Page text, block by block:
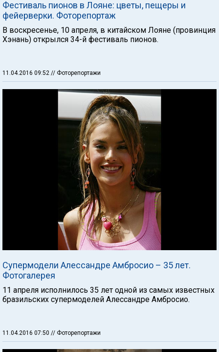
Фестиваль пионов в Лояне: цветы, пещеры и
фейерверки. Фоторепортаж
В воскресенье, 10 апреля, в китайском Лояне (провинция
Хэнань) открылся 34-й фестиваль пионов.
11.04.2016 09:52 // Фоторепортажи
Супермодели Алессандре Амбросио – 35 лет.
Фотогалерея
11 апреля исполнилось 35 лет одной из самых известных
бразильских супермоделей Алессандре Амбросио.
11.04.2016 07:50 // Фоторепортажи